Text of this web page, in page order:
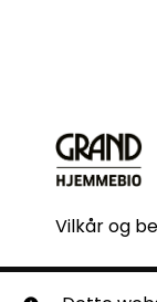
Vilkår og